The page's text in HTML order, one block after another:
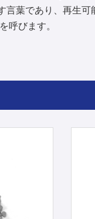
言葉であり、再生可
呼びます。